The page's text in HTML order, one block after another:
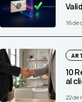
16 de
10
al
22 de